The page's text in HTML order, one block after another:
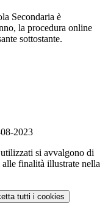
Secondaria è
la procedura online
sottostante.
2023
si avvalgono di
finalità illustrate nella
tutti i cookies